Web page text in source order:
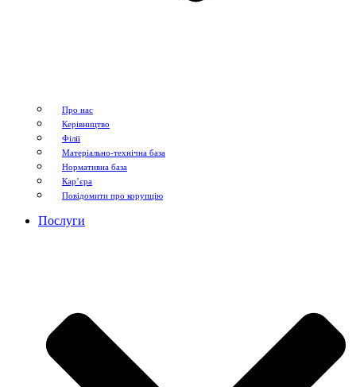
Про нас
Керівництво
Філії
Матеріально-технічна база
Нормативна база
Кар’єра
Повідомити про корупцію
Послуги